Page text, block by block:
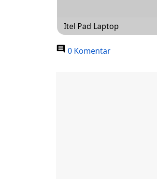
Itel Pad Laptop
0 Komentar